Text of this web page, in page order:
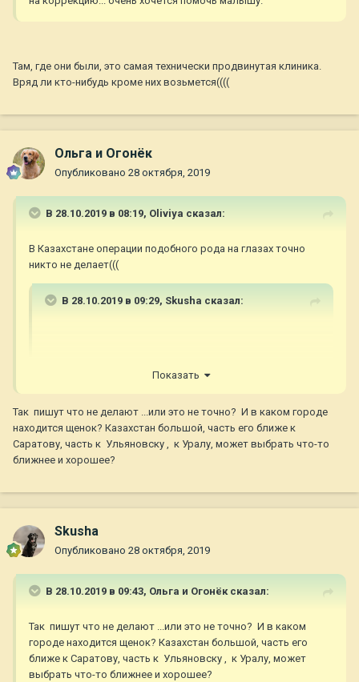
Там, где они были, это самая технически продвинутая клиника.
Вряд ли кто-нибудь кроме них возьмется((((
Ольга и Огонёк
Опубликовано 28 октября, 2019
В 28.10.2019 в 08:19, Oliviya сказал:
В Казахстане операции подобного рода на глазах точно
никто не делает(((
В 28.10.2019 в 09:29, Skusha сказал:
клиника. Вряд ли кто-нибудь кроме них возьмется((((
Показать
Так пишут что не делают ...или это не точно? И в каком городе
находится щенок? Казахстан большой, часть его ближе к
Саратову, часть к Ульяновску , к Уралу, может выбрать что-то
ближнее и хорошее?
Skusha
Опубликовано 28 октября, 2019
В 28.10.2019 в 09:43, Ольга и Огонёксказал:
Так пишут что не делают ...или это не точно? И в каком
городе находится щенок? Казахстан большой, часть его
ближе к Саратову, часть к Ульяновску , к Уралу, может
выбрать что-то ближнее и хорошее?